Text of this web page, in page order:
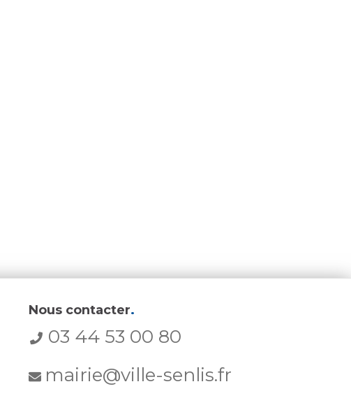
Nous contacter.
03 44 53 00 80
mairie@ville-senlis.fr